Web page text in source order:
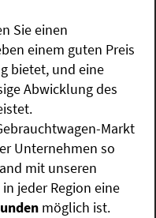
Sie einen
einem guten Preis
bietet, und eine
Abwicklung des
Markt
Unternehmen so
mit unseren
jeder Region eine
möglich ist.